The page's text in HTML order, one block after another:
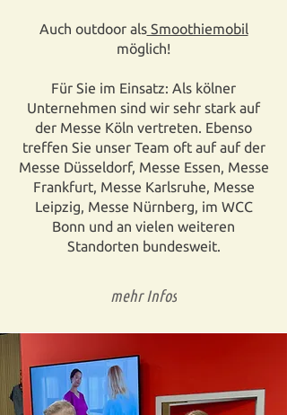
Auch outdoor alsSmoothiemobil
möglich!
Für Sie im Einsatz: Als kölner
Unternehmen sind wir sehr stark auf
der Messe Köln vertreten. Ebenso
treffen Sie unser Team oft auf auf der
Messe Düsseldorf, Messe Essen, Messe
Frankfurt, Messe Karlsruhe, Messe
Leipzig, Messe Nürnberg, im WCC
Bonn und an vielen weiteren
Standorten bundesweit.
mehr Infos